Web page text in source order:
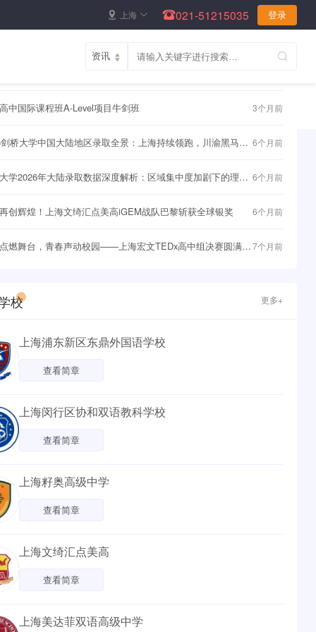
上海 021-51215035 登录
讯
中国际课程班A-Level项目牛剑班 3个月前
桥大学中国大陆地区录取全景：上海持续领跑，川渝黑马频 6个月前
学2026年大陆录取数据深度解析：区域集中度加剧下的理性 6个月前
创辉煌！上海文绮汇点美高iGEM战队巴黎斩获全球银奖 6个月前
燃舞台，青春声动校园——上海宏文TEDx高中组决赛圆满落7个月前
更多+
校
上海浦东新区东鼎外国语学校
查看简章
上海闵行区协和双语教科学校
查看简章
上海籽奥高级中学
查看简章
上海文绮汇点美高
查看简章
上海美达菲双语高级中学
更多+